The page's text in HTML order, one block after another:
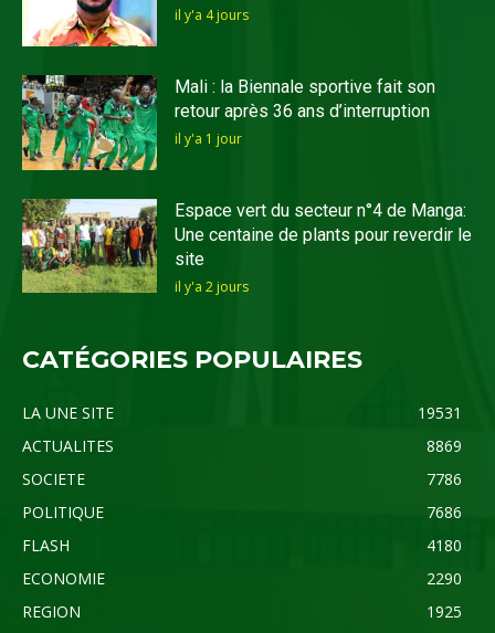
il y'a 4 jours
Mali : la Biennale sportive fait son
retour après 36 ans d’interruption
il y'a 1 jour
Espace vert du secteur n°4 de Manga:
Une centaine de plants pour reverdir le
site
il y'a 2 jours
CATÉGORIES POPULAIRES
LA UNE SITE
19531
ACTUALITES
8869
SOCIETE
7786
POLITIQUE
7686
FLASH
4180
ECONOMIE
2290
REGION
1925